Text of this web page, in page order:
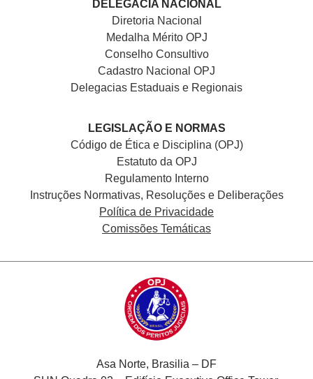
DELEGACIA NACIONAL
Diretoria Nacional
Medalha Mérito OPJ
Conselho Consultivo
Cadastro Nacional OPJ
Delegacias Estaduais e Regionais
LEGISLAÇÃO E NORMAS
Código de Ética e Disciplina (OPJ)
Estatuto da OPJ
Regulamento Interno
Instruções Normativas, Resoluções e Deliberações
Política de Privacidade
Comissões Temáticas
Asa Norte, Brasilia – DF